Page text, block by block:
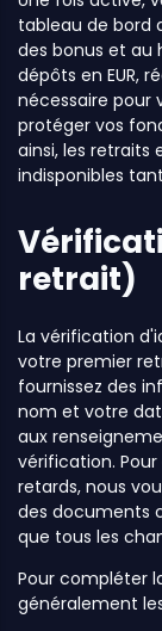
tableau de bord
des bonus et au
dépôts en EUR,
nécessaire pour
protéger vos
ainsi, les
indisponibles
retrait)
La vérification
votre premier
fournissez des
nom et votre
aux
vérification.
retards, nous
des documents
que tous les
Pour compléter
généralement